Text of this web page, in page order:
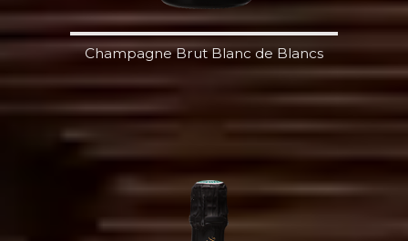
Champagne Brut Blanc de Blancs